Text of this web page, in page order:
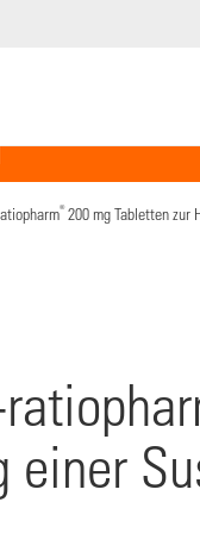
®200 mg Tabletten zur
einer